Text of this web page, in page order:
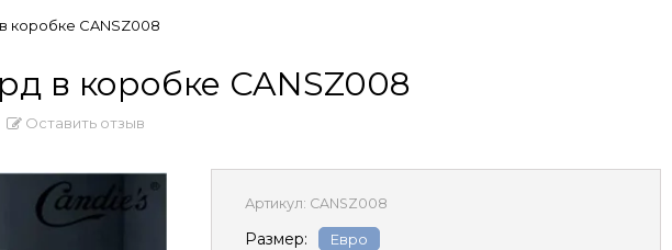
коробке CANSZ008
в коробке CANSZ008
Оставить отзыв
Артикул: CANSZ008
Размер: Евро